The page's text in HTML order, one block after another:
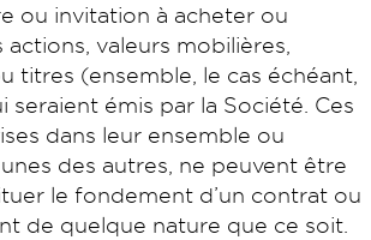
ou invitation à acheter ou
valeurs mobilières,
titres (ensemble, le cas échéant,
seraient émis par la Société. Ces
dans leur ensemble ou
des autres, ne peuvent être
le fondement d’un contrat ou
de quelque nature que ce soit.